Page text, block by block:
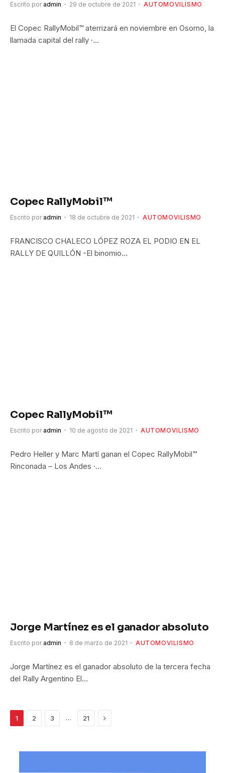
Escrito por admin 29 de octubre de 2021 AUTOMOVILISMO
El Copec RallyMobil™ aterrizará en noviembre en Osorno, la
llamada capital del rally ·…
Copec RallyMobil™
Escrito por admin 18 de octubre de 2021 AUTOMOVILISMO
FRANCISCO CHALECO LÓPEZ ROZA EL PODIO EN EL
RALLY DE QUILLÓN -El binomio…
Copec RallyMobil™
Escrito por admin 10 de agosto de 2021 AUTOMOVILISMO
Pedro Heller y Marc Martí ganan el Copec RallyMobil™
Rinconada – Los Andes ·…
Jorge Martínez es el ganador absoluto
Escrito por admin 8 de marzo de 2021 AUTOMOVILISMO
Jorge Martínez es el ganador absoluto de la tercera fecha
del Rally Argentino El…
1 2 3 … 21 Siguiente